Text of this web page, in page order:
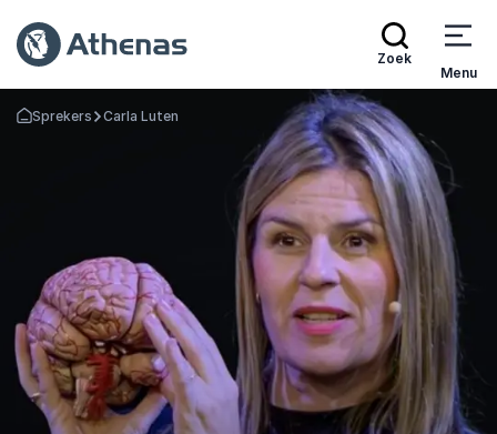
Zoek
Menu
Terug naar de startpagina
Sprekers Carla Luten